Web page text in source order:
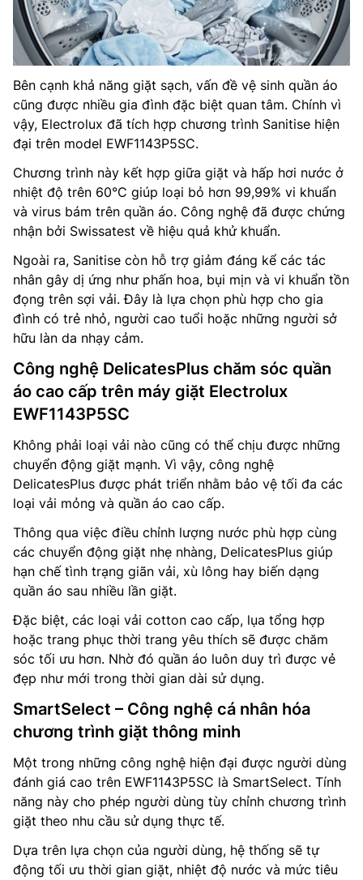
Bên cạnh khả năng giặt sạch, vấn đề vệ sinh quần áo
cũng được nhiều gia đình đặc biệt quan tâm. Chính vì
vậy, Electrolux đã tích hợp chương trình Sanitise hiện
đại trên model EWF1143P5SC.
Chương trình này kết hợp giữa giặt và hấp hơi nước ở
nhiệt độ trên 60°C giúp loại bỏ hơn 99,99% vi khuẩn
và virus bám trên quần áo. Công nghệ đã được chứng
nhận bởi Swissatest về hiệu quả khử khuẩn.
Ngoài ra, Sanitise còn hỗ trợ giảm đáng kể các tác
nhân gây dị ứng như phấn hoa, bụi mịn và vi khuẩn tồn
đọng trên sợi vải. Đây là lựa chọn phù hợp cho gia
đình có trẻ nhỏ, người cao tuổi hoặc những người sở
hữu làn da nhạy cảm.
Công nghệ DelicatesPlus chăm sóc quần
áo cao cấp trên máy giặt Electrolux
EWF1143P5SC
Không phải loại vải nào cũng có thể chịu được những
chuyển động giặt mạnh. Vì vậy, công nghệ
DelicatesPlus được phát triển nhằm bảo vệ tối đa các
loại vải mỏng và quần áo cao cấp.
Thông qua việc điều chỉnh lượng nước phù hợp cùng
các chuyển động giặt nhẹ nhàng, DelicatesPlus giúp
hạn chế tình trạng giãn vải, xù lông hay biến dạng
quần áo sau nhiều lần giặt.
Đặc biệt, các loại vải cotton cao cấp, lụa tổng hợp
hoặc trang phục thời trang yêu thích sẽ được chăm
sóc tối ưu hơn. Nhờ đó quần áo luôn duy trì được vẻ
đẹp như mới trong thời gian dài sử dụng.
SmartSelect – Công nghệ cá nhân hóa
chương trình giặt thông minh
Một trong những công nghệ hiện đại được người dùng
đánh giá cao trên EWF1143P5SC là SmartSelect. Tính
năng này cho phép người dùng tùy chỉnh chương trình
giặt theo nhu cầu sử dụng thực tế.
Dựa trên lựa chọn của người dùng, hệ thống sẽ tự
động tối ưu thời gian giặt, nhiệt độ nước và mức tiêu